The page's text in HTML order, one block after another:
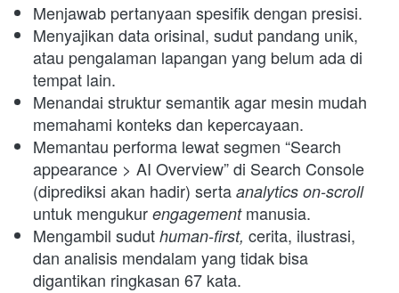
Menjawab pertanyaan spesifik dengan presisi.
Menyajikan data orisinal, sudut pandang unik,
atau pengalaman lapangan yang belum ada di
tempat lain.
Menandai struktur semantik agar mesin mudah
memahami konteks dan kepercayaan.
Memantau performa lewat segmen “Search
appearance > AI Overview” di Search Console
(diprediksi akan hadir) serta
analytics on-scroll
untuk mengukur engagement manusia.
Mengambil sudut human-first, cerita, ilustrasi,
dan analisis mendalam yang tidak bisa
digantikan ringkasan 67 kata.